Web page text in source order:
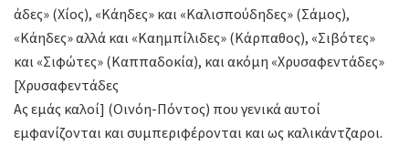
άδες» (Χίος), «Κάηδες» και «Καλισπούδηδες» (Σάμος),
«Κάηδες» αλλά και «Καημπίλιδες» (Κάρπαθος), «Σιβότες»
και «Σιφώτες» (Καππαδοκία), και ακόμη «Χρυσαφεντάδες»
[Χρυσαφεντάδες
Ας εμάς καλοί] (Οινόη-Πόντος) που γενικά αυτοί
εμφανίζονται και συμπεριφέρονται και ως καλικάντζαροι.